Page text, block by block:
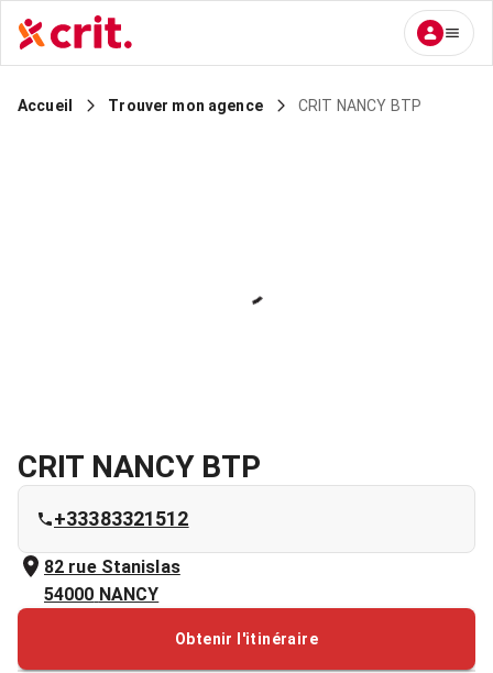
Accueil Trouver mon agence CRIT NANCY BTP
CRIT NANCY BTP
+33383321512
82 rue Stanislas
54000 NANCY
Obtenir l'itinéraire